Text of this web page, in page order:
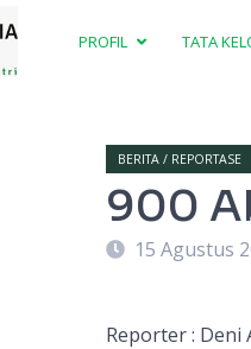
PROFIL TATA
BERITA / REPORTASE
900
15 Agustus
Reporter : Deni